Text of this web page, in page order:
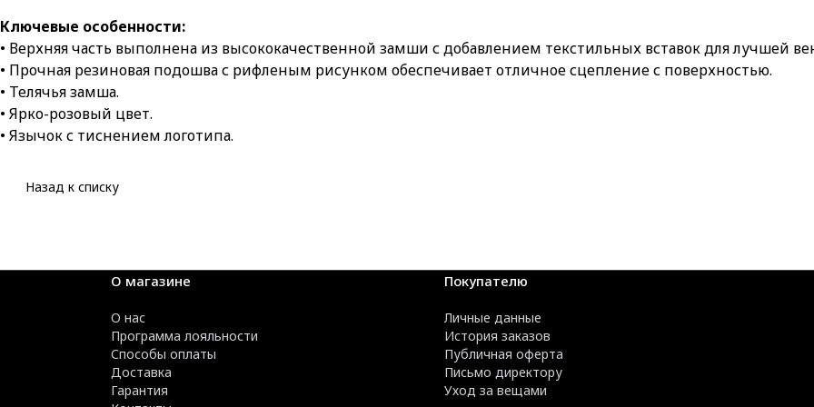
Ключевые особенности:
• Верхняя часть выполнена из высококачественной замши с добавлением текстильных вставок для лучшей
• Прочная резиновая подошва с рифленым рисунком обеспечивает отличное сцепление с поверхностью.
• Телячья замша.
• Ярко-розовый цвет.
• Язычок с тиснением логотипа.
Назад к списку
О магазине
О нас
Программа лояльности
Способы оплаты
Доставка
Гарантия
Покупателю
Личные данные
История заказов
Публичная оферта
Письмо директору
Уход за вещами